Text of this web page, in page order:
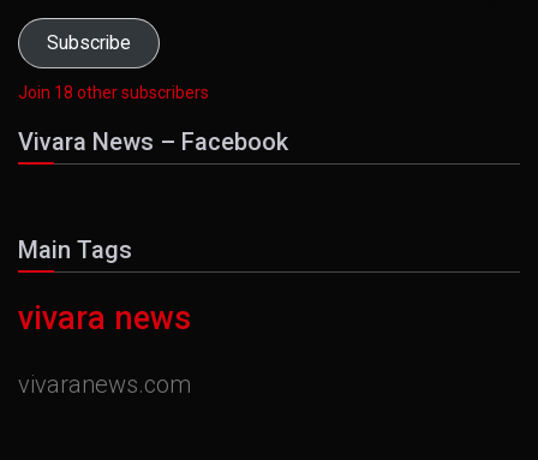
Subscribe
Join 18 other subscribers
Vivara News – Facebook
Main Tags
vivara news
vivaranews.com